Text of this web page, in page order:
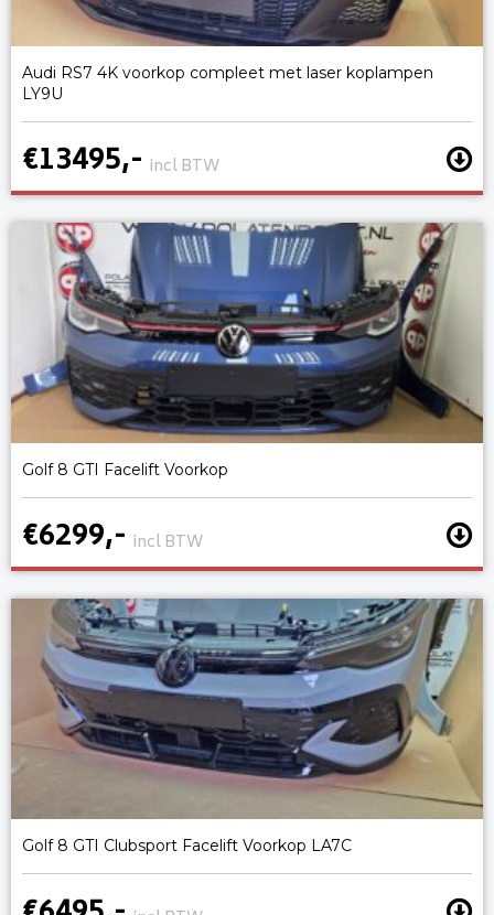
Audi RS7 4K voorkop compleet met laser koplampen
LY9U
€13495,- incl BTW
Golf 8 GTI Facelift Voorkop
€6299,- incl BTW
Golf 8 GTI Clubsport Facelift Voorkop LA7C